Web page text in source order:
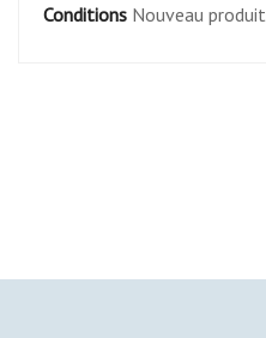
Conditions Nouveau produit